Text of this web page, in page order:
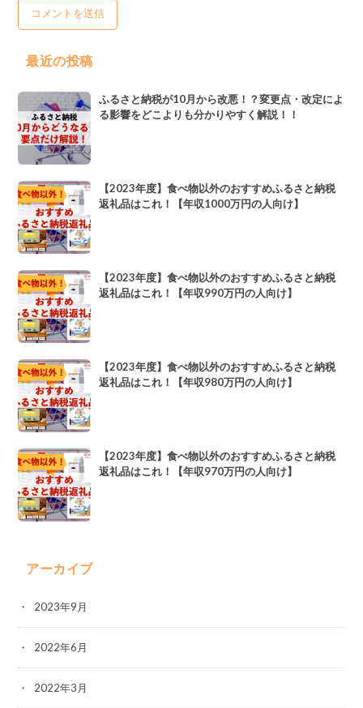
最近の投稿
ふるさと納税が10月から改悪！？変更点・改定によ
る影響をどこよりも分かりやすく解説！！
【2023年度】食べ物以外のおすすめふるさと納税
返礼品はこれ！【年収1000万円の人向け】
【2023年度】食べ物以外のおすすめふるさと納税
返礼品はこれ！【年収990万円の人向け】
【2023年度】食べ物以外のおすすめふるさと納税
返礼品はこれ！【年収980万円の人向け】
【2023年度】食べ物以外のおすすめふるさと納税
返礼品はこれ！【年収970万円の人向け】
アーカイブ
2023年9月
2022年6月
2022年3月